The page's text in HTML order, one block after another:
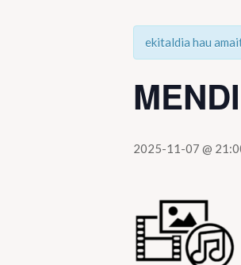
ekitaldia hau
2025-11-07 @